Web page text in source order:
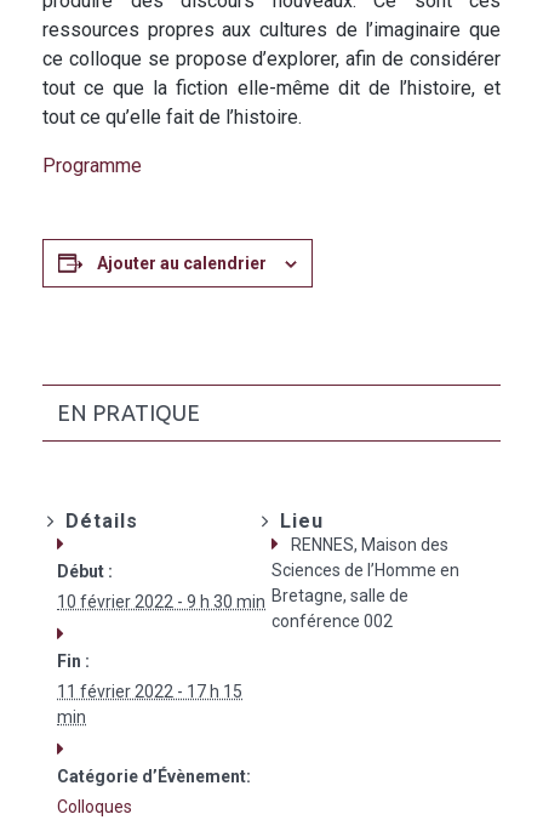
ressources propres aux cultures de l’imaginaire que
ce colloque se propose d’explorer, afin de considérer
tout ce que la fiction elle-même dit de l’histoire, et
tout ce qu’elle fait de l’histoire.
Programme
Ajouter au calendrier
EN PRATIQUE
Détails
Début :
10 février 2022 - 9 h 30 min
Fin :
11 février 2022 - 17 h 15
min
Catégorie d’Évènement:
Colloques
Lieu
RENNES, Maison des
Sciences de l’Homme en
Bretagne, salle de
conférence 002